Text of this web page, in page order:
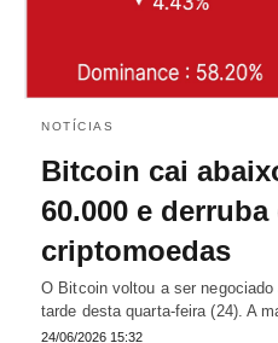
NOTÍCIAS
Bitcoin cai
60.000 e
criptomoedas
O Bitcoin voltou a ser
tarde desta quarta-feira (24). A
24/06/2026 15:32